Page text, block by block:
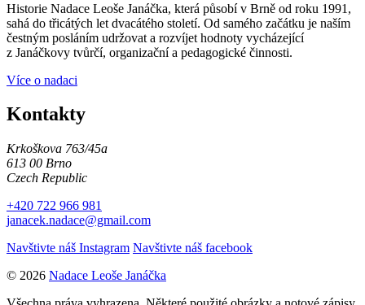
Historie Nadace Leoše Janáčka, která působí v Brně od roku 1991,
sahá do třicátých let dvacátého století. Od samého začátku je naším
čestným posláním udržovat a rozvíjet hodnoty vycházející
z Janáčkovy tvůrčí, organizační a pedagogické činnosti.
Více o nadaci
Kontakty
Krkoškova 763/45a
613 00 Brno
Czech Republic
+420 722 966 981
janacek.nadace@gmail.com
Navštivte náš Instagram Navštivte náš facebook
© 2026 Nadace Leoše Janáčka